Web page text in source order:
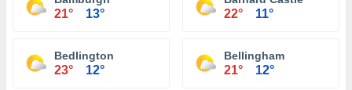
21° 13° 22° 11°
Bedlington
23° 12°
Bellingham
21° 12°